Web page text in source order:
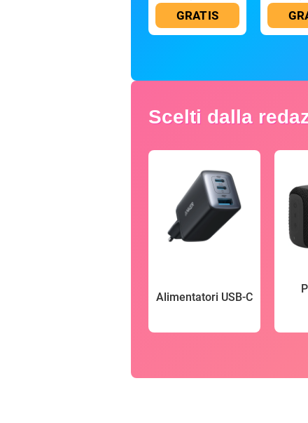
GRATIS
Scelti dalla
Alimentatori USB-C